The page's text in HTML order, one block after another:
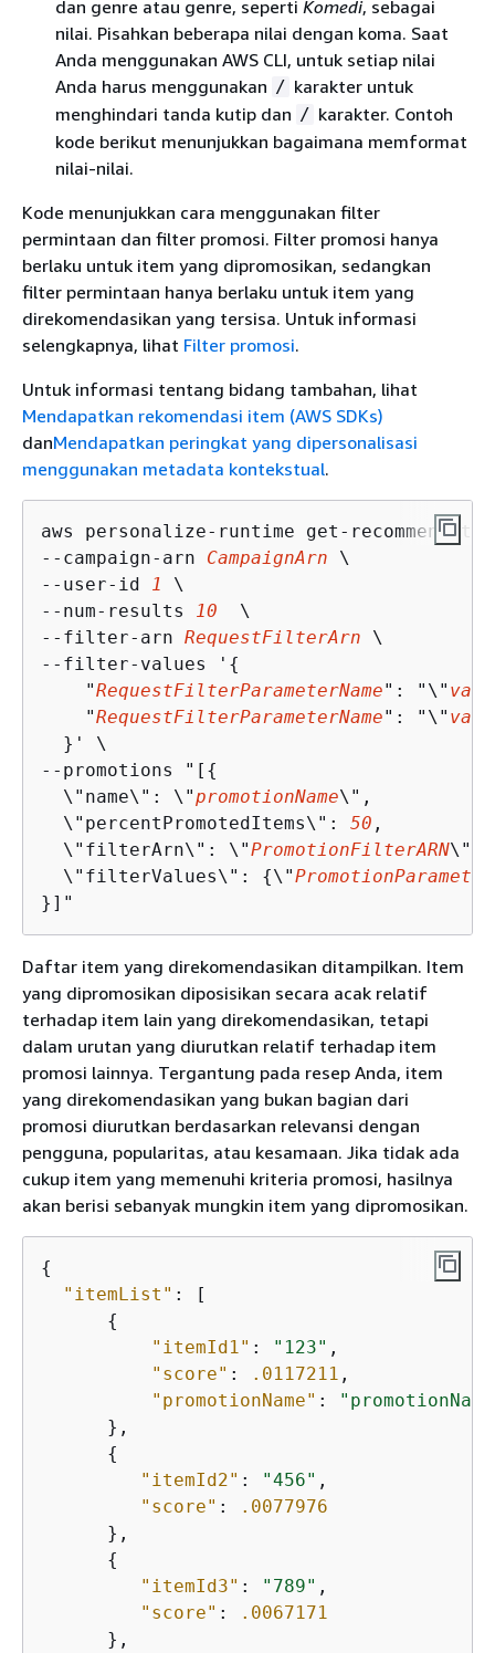
dan genre atau genre, seperti Komedi, sebagai
nilai. Pisahkan beberapa nilai dengan koma. Saat
Anda menggunakan AWS CLI, untuk setiap nilai
Anda harus menggunakan / karakter untuk
menghindari tanda kutip dan / karakter. Contoh
kode berikut menunjukkan bagaimana memformat
nilai-nilai.
Kode menunjukkan cara menggunakan filter
permintaan dan filter promosi. Filter promosi hanya
berlaku untuk item yang dipromosikan, sedangkan
filter permintaan hanya berlaku untuk item yang
direkomendasikan yang tersisa. Untuk informasi
selengkapnya, lihat Filter promosi.
Untuk informasi tentang bidang tambahan, lihat
Mendapatkan rekomendasi item (AWS SDKs)
danMendapatkan peringkat yang dipersonalisasi
menggunakan metadata kontekstual.
aws personalize-runtime get-
--campaign-arn CampaignArn \
--user-id
1
\
--num-results
10
  \
--filter-arn RequestFilterArn \
--filter-values ' {
    "
RequestFilterParameterName": "\"
    "
RequestFilterParameterName": "\"
  }' \
--promotions "[ {
  \"name\": \"
promotionName\",
  \"percentPromotedItems\":
50 ,
  \"filterArn\": \"
PromotionFilterARN\",
  \"filterValues\":
{\"
}]"
Daftar item yang direkomendasikan ditampilkan. Item
yang dipromosikan diposisikan secara acak relatif
terhadap item lain yang direkomendasikan, tetapi
dalam urutan yang diurutkan relatif terhadap item
promosi lainnya. Tergantung pada resep Anda, item
yang direkomendasikan yang bukan bagian dari
promosi diurutkan berdasarkan relevansi dengan
pengguna, popularitas, atau kesamaan. Jika tidak ada
cukup item yang memenuhi kriteria promosi, hasilnya
akan berisi sebanyak mungkin item yang dipromosikan.
{
"itemList" : [
{
"itemId1" : "123" ,
"score" : .0117211 ,
"promotionName" :
      },
{
"itemId2" : "456" ,
"score" :
.0077976
      },
{
"itemId3" : "789" ,
"score" :
.0067171
      },